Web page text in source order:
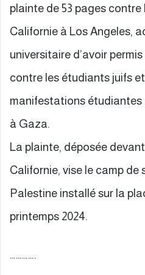
plainte de 53 pages contre
Californie à Los Angeles,
universitaire d’avoir
contre les étudiants juifs
manifestations étudiantes
à Gaza.
La plainte, déposée
Californie, vise le camp de
Palestine installé sur la
printemps 2024.
………….